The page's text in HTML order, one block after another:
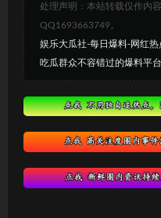
处理声明：本站转载仅作内
QQ1693663749。
娱乐大瓜社-每日爆料-网红热
吃瓜群众不容错过的爆料平